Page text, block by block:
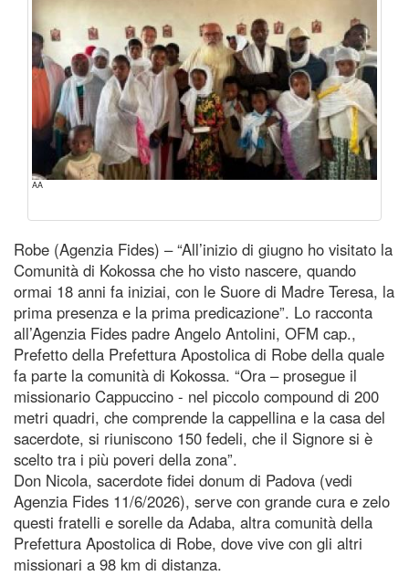
AA
Robe (Agenzia Fides) – “All’inizio di giugno ho visitato la
Comunità di Kokossa che ho visto nascere, quando
ormai 18 anni fa iniziai, con le Suore di Madre Teresa, la
prima presenza e la prima predicazione”. Lo racconta
all’Agenzia Fides padre Angelo Antolini, OFM cap.,
Prefetto della Prefettura Apostolica di Robe della quale
fa parte la comunità di Kokossa. “Ora – prosegue il
missionario Cappuccino - nel piccolo compound di 200
metri quadri, che comprende la cappellina e la casa del
sacerdote, si riuniscono 150 fedeli, che il Signore si è
scelto tra i più poveri della zona”.
Don Nicola, sacerdote fidei donum di Padova (vedi
Agenzia Fides 11/6/2026), serve con grande cura e zelo
questi fratelli e sorelle da Adaba, altra comunità della
Prefettura Apostolica di Robe, dove vive con gli altri
missionari a 98 km di distanza.